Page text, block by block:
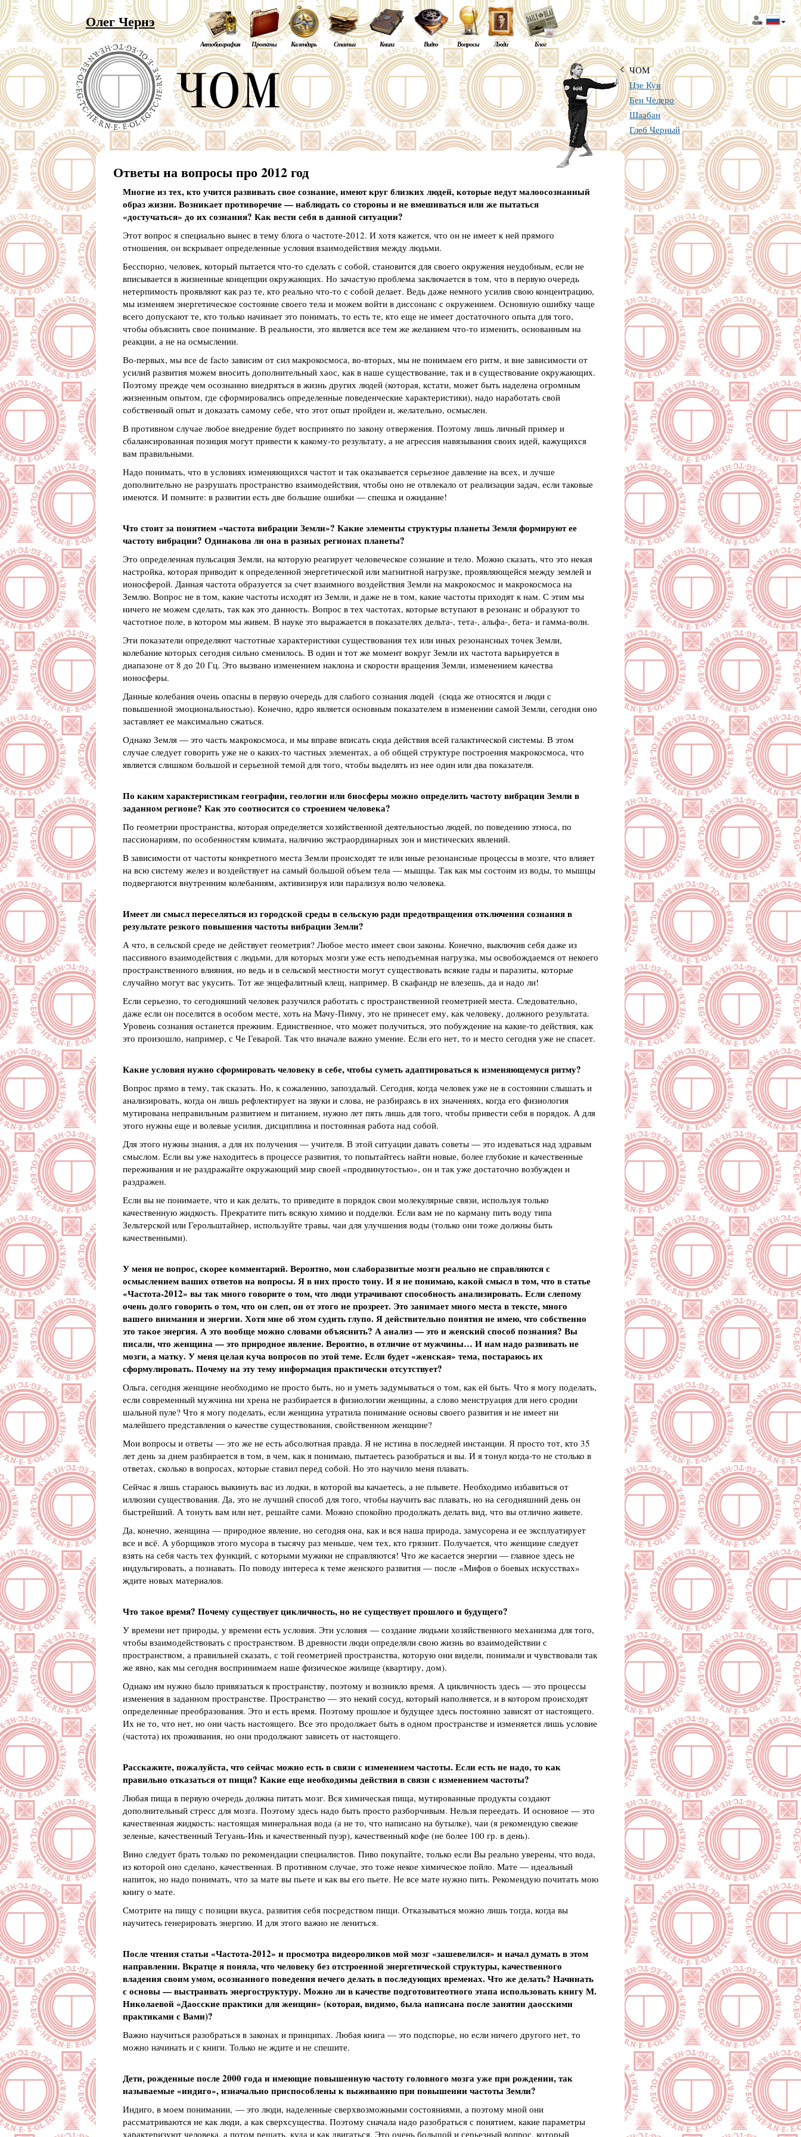
Олег Чернэ
Автобиография Проекты Календарь Статьи Книги Видео Вопросы Люди Блог
ЧОМ
Цзе Кун
Бен Челеро
Шаабан
Глеб Черный
Ответы на вопросы про 2012 год
Многие из тех, кто учится развивать свое сознание, имеют круг близких людей, которые ведут малоосознанный
образ жизни. Возникает противоречие — наблюдать со стороны и не вмешиваться или же пытаться
«достучаться» до их сознания? Как вести себя в данной ситуации?
Этот вопрос я специально вынес в тему блога о частоте-2012. И хотя кажется, что он не имеет к ней прямого
отношения, он вскрывает определенные условия взаимодействия между людьми.
Бесспорно, человек, который пытается что-то сделать с собой, становится для своего окружения неудобным, если не
вписывается в жизненные концепции окружающих. Но зачастую проблема заключается в том, что в первую очередь
нетерпимость проявляют как раз те, кто реально что-то с собой делает. Ведь даже немного усилив свою концентрацию,
мы изменяем энергетическое состояние своего тела и можем войти в диссонанс с окружением. Основную ошибку чаще
всего допускают те, кто только начинает это понимать, то есть те, кто еще не имеет достаточного опыта для того,
чтобы объяснить свое понимание. В реальности, это является все тем же желанием что-то изменить, основанным на
реакции, а не на осмыслении.
Во-первых, мы все de facto зависим от сил макрокосмоса, во-вторых, мы не понимаем его ритм, и вне зависимости от
усилий развития можем вносить дополнительный хаос, как в наше существование, так и в существование окружающих.
Поэтому прежде чем осознанно внедряться в жизнь других людей (которая, кстати, может быть наделена огромным
жизненным опытом, где сформировались определенные поведенческие характеристики), надо наработать свой
собственный опыт и доказать самому себе, что этот опыт пройден и, желательно, осмыслен.
В противном случае любое внедрение будет воспринято по закону отвержения. Поэтому лишь личный пример и
сбалансированная позиция могут привести к какому-то результату, а не агрессия навязывания своих идей, кажущихся
вам правильными.
Надо понимать, что в условиях изменяющихся частот и так оказывается серьезное давление на всех, и лучше
дополнительно не разрушать пространство взаимодействия, чтобы оно не отвлекало от реализации задач, если таковые
имеются. И помните: в развитии есть две большие ошибки — спешка и ожидание!
Что стоит за понятием «частота вибрации Земли»? Какие элементы структуры планеты Земля формируют ее
частоту вибрации? Одинакова ли она в разных регионах планеты?
Это определенная пульсация Земли, на которую реагирует человеческое сознание и тело. Можно сказать, что это некая
настройка, которая приводит к определенной энергетической или магнитной нагрузке, проявляющейся между землей и
ионосферой. Данная частота образуется за счет взаимного воздействия Земли на макрокосмос и макрокосмоса на
Землю. Вопрос не в том, какие частоты исходят из Земли, и даже не в том, какие частоты приходят к нам. С этим мы
ничего не можем сделать, так как это данность. Вопрос в тех частотах, которые вступают в резонанс и образуют то
частотное поле, в котором мы живем. В науке это выражается в показателях дельта-, тета-, альфа-, бета- и гамма-волн.
Эти показатели определяют частотные характеристики существования тех или иных резонансных точек Земли,
колебание которых сегодня сильно сменилось. В один и тот же момент вокруг Земли их частота варьируется в
диапазоне от 8 до 20 Гц. Это вызвано изменением наклона и скорости вращения Земли, изменением качества
ионосферы.
Данные колебания очень опасны в первую очередь для слабого сознания людей (сюда же относятся и люди с
повышенной эмоциональностью). Конечно, ядро является основным показателем в изменении самой Земли, сегодня оно
заставляет ее максимально сжаться.
Однако Земля — это часть макрокосмоса, и мы вправе вписать сюда действия всей галактической системы. В этом
случае следует говорить уже не о каких-то частных элементах, а об общей структуре построения макрокосмоса, что
является слишком большой и серьезной темой для того, чтобы выделять из нее один или два показателя.
По каким характеристикам географии, геологии или биосферы можно определить частоту вибрации Земли в
заданном регионе? Как это соотносится со строением человека?
По геометрии пространства, которая определяется хозяйственной деятельностью людей, по поведению этноса, по
пассионариям, по особенностям климата, наличию экстраординарных зон и мистических явлений.
В зависимости от частоты конкретного места Земли происходят те или иные резонансные процессы в мозге, что влияет
на всю систему желез и воздействует на самый большой объем тела — мышцы. Так как мы состоим из воды, то мышцы
подвергаются внутренним колебаниям, активизируя или парализуя волю человека.
Имеет ли смысл переселяться из городской среды в сельскую ради предотвращения отключения сознания в
результате резкого повышения частоты вибрации Земли?
А что, в сельской среде не действует геометрия? Любое место имеет свои законы. Конечно, выключив себя даже из
пассивного взаимодействия с людьми, для которых мозги уже есть неподъемная нагрузка, мы освобождаемся от некоего
пространственного влияния, но ведь и в сельской местности могут существовать всякие гады и паразиты, которые
случайно могут вас укусить. Тот же энцефалитный клещ, например. В скафандр не влезешь, да и надо ли!
Если серьезно, то сегодняшний человек разучился работать с пространственной геометрией места. Следовательно,
даже если он поселится в особом месте, хоть на Мачу-Пикчу, это не принесет ему, как человеку, должного результата.
Уровень сознания останется прежним. Единственное, что может получиться, это побуждение на какие-то действия, как
это произошло, например, с Че Геварой. Так что вначале важно умение. Если его нет, то и место сегодня уже не спасет.
Какие условия нужно сформировать человеку в себе, чтобы суметь адаптироваться к изменяющемуся ритму?
Вопрос прямо в тему, так сказать. Но, к сожалению, запоздалый. Сегодня, когда человек уже не в состоянии слышать и
анализировать, когда он лишь рефлектирует на звуки и слова, не разбираясь в их значениях, когда его физиология
мутирована неправильным развитием и питанием, нужно лет пять лишь для того, чтобы привести себя в порядок. А для
этого нужны еще и волевые усилия, дисциплина и постоянная работа над собой.
Для этого нужны знания, а для их получения — учителя. В этой ситуации давать советы — это издеваться над здравым
смыслом. Если вы уже находитесь в процессе развития, то попытайтесь найти новые, более глубокие и качественные
переживания и не раздражайте окружающий мир своей «продвинутостью», он и так уже достаточно возбужден и
раздражен.
Если вы не понимаете, что и как делать, то приведите в порядок свои молекулярные связи, используя только
качественную жидкость. Прекратите пить всякую химию и подделки. Если вам не по карману пить воду типа
Зельтерской или Герольштайнер, используйте травы, чаи для улучшения воды (только они тоже должны быть
качественными).
У меня не вопрос, скорее комментарий. Вероятно, мои слаборазвитые мозги реально не справляются с
осмыслением ваших ответов на вопросы. Я в них просто тону. И я не понимаю, какой смысл в том, что в статье
«Частота-2012» вы так много говорите о том, что люди утрачивают способность анализировать. Если слепому
очень долго говорить о том, что он слеп, он от этого не прозреет. Это занимает много места в тексте, много
вашего внимания и энергии. Хотя мне об этом судить глупо. Я действительно понятия не имею, что собственно
это такое энергия. А это вообще можно словами объяснить? А анализ — это и женский способ познания? Вы
писали, что женщина — это природное явление. Вероятно, в отличие от мужчины… И нам надо развивать не
мозги, а матку. У меня целая куча вопросов по этой теме. Если будет «женская» тема, постараюсь их
сформулировать. Почему на эту тему информация практически отсутствует?
Ольга, сегодня женщине необходимо не просто быть, но и уметь задумываться о том, как ей быть. Что я могу поделать,
если современный мужчина ни хрена не разбирается в физиологии женщины, а слово менструация для него сродни
шальной пуле? Что я могу поделать, если женщина утратила понимание основы своего развития и не имеет ни
малейшего представления о качестве существования, свойственном женщине?
Мои вопросы и ответы — это же не есть абсолютная правда. Я не истина в последней инстанции. Я просто тот, кто 35
лет день за днем разбирается в том, в чем, как я понимаю, пытаетесь разобраться и вы. И я тонул когда-то не столько в
ответах, сколько в вопросах, которые ставил перед собой. Но это научило меня плавать.
Сейчас я лишь стараюсь выкинуть вас из лодки, в которой вы качаетесь, а не плывете. Необходимо избавиться от
иллюзии существования. Да, это не лучший способ для того, чтобы научить вас плавать, но на сегодняшний день он
быстрейший. А тонуть вам или нет, решайте сами. Можно спокойно продолжать делать вид, что вы отлично живете.
Да, конечно, женщина — природное явление, но сегодня она, как и вся наша природа, замусорена и ее эксплуатирует
все и всё. А уборщиков этого мусора в тысячу раз меньше, чем тех, кто грязнит. Получается, что женщине следует
взять на себя часть тех функций, с которыми мужики не справляются! Что же касается энергии — главное здесь не
индульгировать, а познавать. По поводу интереса к теме женского развития — после «Мифов о боевых искусствах»
ждите новых материалов.
Что такое время? Почему существует цикличность, но не существует прошлого и будущего?
У времени нет природы, у времени есть условия. Эти условия — создание людьми хозяйственного механизма для того,
чтобы взаимодействовать с пространством. В древности люди определяли свою жизнь во взаимодействии с
пространством, а правильней сказать, с той геометрией пространства, которую они видели, понимали и чувствовали так
же явно, как мы сегодня воспринимаем наше физическое жилище (квартиру, дом).
Однако им нужно было привязаться к пространству, поэтому и возникло время. А цикличность здесь — это процессы
изменения в заданном пространстве. Пространство — это некий сосуд, который наполняется, и в котором происходят
определенные преобразования. Это и есть время. Поэтому прошлое и будущее здесь постоянно зависят от настоящего.
Их не то, что нет, но они часть настоящего. Все это продолжает быть в одном пространстве и изменяется лишь условие
(частота) их проживания, но они продолжают зависеть от настоящего.
Расскажите, пожалуйста, что сейчас можно есть в связи с изменением частоты. Если есть не надо, то как
правильно отказаться от пищи? Какие еще необходимы действия в связи с изменением частоты?
Любая пища в первую очередь должна питать мозг. Вся химическая пища, мутированные продукты создают
дополнительный стресс для мозга. Поэтому здесь надо быть просто разборчивым. Нельзя переедать. И основное — это
качественная жидкость: настоящая минеральная вода (а не то, что написано на бутылке), чаи (я рекомендую свежие
зеленые, качественный Тегуань-Инь и качественный пуэр), качественный кофе (не более 100 гр. в день).
Вино следует брать только по рекомендации специалистов. Пиво покупайте, только если Вы реально уверены, что вода,
из которой оно сделано, качественная. В противном случае, это тоже некое химическое пойло. Мате — идеальный
напиток, но надо понимать, что за мате вы пьете и как вы его пьете. Не все мате нужно пить. Рекомендую почитать мою
книгу о мате.
Смотрите на пищу с позиции вкуса, развития себя посредством пищи. Отказываться можно лишь тогда, когда вы
научитесь генерировать энергию. И для этого важно не лениться.
После чтения статьи «Частота-2012» и просмотра видеороликов мой мозг «зашевелился» и начал думать в этом
направлении. Вкратце я поняла, что человеку без отстроенной энергетической структуры, качественного
владения своим умом, осознанного поведения нечего делать в последующих временах. Что же делать? Начинать
с основы — выстраивать энергоструктуру. Можно ли в качестве подготовитеотного этапа использовать книгу М.
Николаевой «Даосские практики для женщин» (которая, видимо, была написана после занятии даосскими
практиками с Вами)?
Важно научиться разобраться в законах и принципах. Любая книга — это подспорье, но если ничего другого нет, то
можно начинать и с книги. Только не ждите и не спешите.
Дети, рожденные после 2000 года и имеющие повышенную частоту головного мозга уже при рождении, так
называемые «индиго», изначально приспособлены к выживанию при повышении частоты Земли?
Индиго, в моем понимании, — это люди, наделенные сверхвозможными состояниями, а поэтому мной они
рассматриваются не как люди, а как сверхсущества. Поэтому сначала надо разобраться с понятием, какие параметры
характеризуют человека, а потом решать, куда и как двигаться. Это очень большой и серьезный вопрос, который